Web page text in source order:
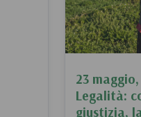
Gluten free
Prodotti artigianali senza
23
Legalità:
giustizia,